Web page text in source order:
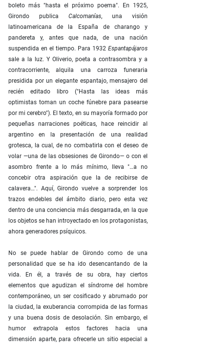
boleto más "hasta el próximo poema". En 1925,
Girondo publica Calcomanías, una visión
latinoamericana de la España de charango y
pandereta y, antes que nada, de una nación
suspendida en el tiempo. Para 1932 Espantapájaros
sale a la luz. Y Oliverio, poeta a contrasombra y a
contracorriente, alquila una carroza funeraria
presidida por un elegante espantajo, mensajero del
recién editado libro ("Hasta las ideas más
optimistas toman un coche fúnebre para pasearse
por mi cerebro"). El texto, en su mayoría formado por
pequeñas narraciones poéticas, hace reincidir al
argentino en la presentación de una realidad
grotesca, la cual, de no combatirla con el deseo de
volar —una de las obsesiones de Girondo— o con el
asombro frente a lo más mínimo, lleva "…a no
concebir otra aspiración que la de recibirse de
calavera…". Aquí, Girondo vuelve a sorprender los
trazos endebles del ámbito diario, pero esta vez
dentro de una conciencia más desgarrada, en la que
los objetos se han introyectado en los protagonistas,
ahora generadores psíquicos.
No se puede hablar de Girondo como de una
personalidad que se ha ido desencantando de la
vida. En él, a través de su obra, hay ciertos
elementos que agudizan el síndrome del hombre
contemporáneo, un ser cosificado y abrumado por
la ciudad, la exuberancia corrompida de las formas
y una buena dosis de desolación. Sin embargo, el
humor extrapola estos factores hacia una
dimensión aparte, para ofrecerle un sitio especial a